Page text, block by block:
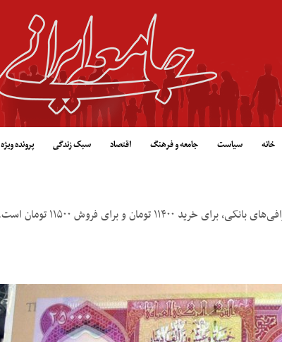
خانه سیاست جامعه و فرهنگ اقتصاد سبک زندگی پرونده ویژه